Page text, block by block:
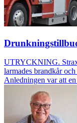
UTRYCKNING. Strax
larmades brandkår
Anledningen var att